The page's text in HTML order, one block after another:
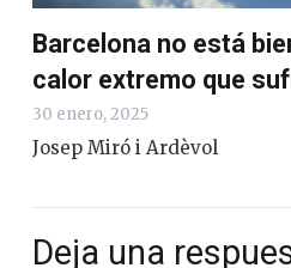
Barcelona no está
calor extremo que
30 enero, 2025
Josep Miró i Ardèvol
Deja una